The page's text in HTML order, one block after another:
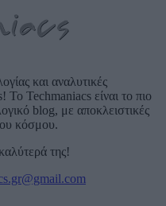
και αναλυτικές
Techmaniacs είναι το πιο
blog, με αποκλειστικές
κόσμου.
της!